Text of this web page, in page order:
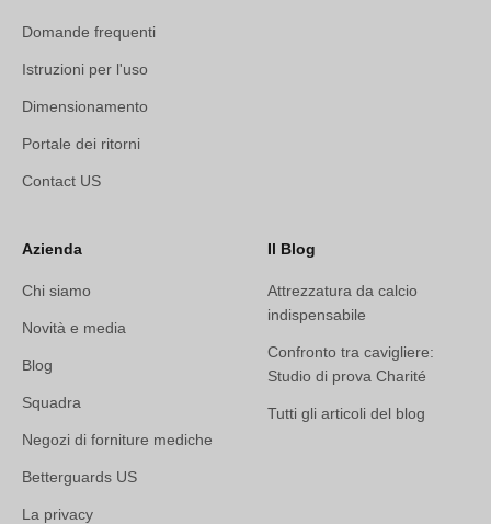
Domande frequenti
Istruzioni per l'uso
Dimensionamento
Portale dei ritorni
Contact US
Azienda
Chi siamo
Novità e media
Blog
Squadra
Negozi di forniture mediche
Betterguards US
La privacy
Il Blog
Attrezzatura da calcio
indispensabile
Confronto tra cavigliere:
Studio di prova Charité
Tutti gli articoli del blog